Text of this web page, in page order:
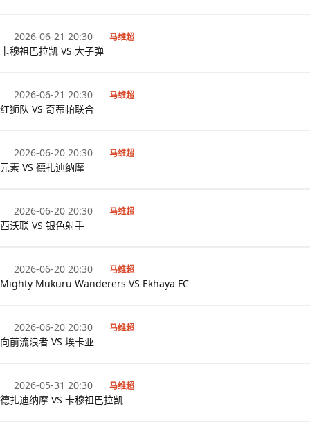
2026-06-21 20:30 马维超
卡穆祖巴拉凯 VS 大子弹
2026-06-21 20:30 马维超
红狮队 VS 奇蒂帕联合
2026-06-20 20:30 马维超
元素 VS 德扎迪纳摩
2026-06-20 20:30 马维超
西沃联 VS 银色射手
2026-06-20 20:30 马维超
Mighty Mukuru Wanderers VS Ekhaya FC
2026-06-20 20:30 马维超
向前流浪者 VS 埃卡亚
2026-05-31 20:30 马维超
德扎迪纳摩 VS 卡穆祖巴拉凯